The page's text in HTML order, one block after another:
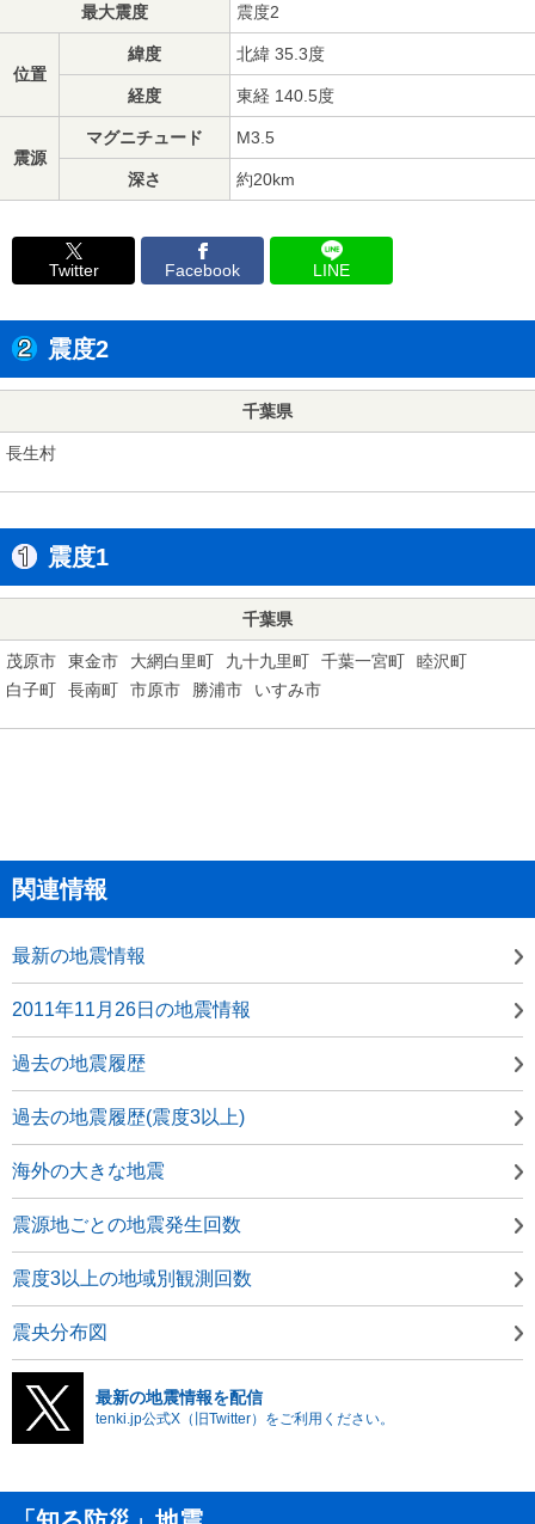
最大震度 震度2
位置
緯度 北緯 35.3度
経度 東経 140.5度
震源
マグニチュード M3.5
深さ 約20km
Twitter Facebook LINE
震度2
千葉県
長生村
震度1
千葉県
茂原市 東金市 大網白里町 九十九里町 千葉一宮町
睦沢町
白子町
長南町 市原市 勝浦市 いすみ市
関連情報
最新の地震情報
2011年11月26日の地震情報
過去の地震履歴
過去の地震履歴(震度3以上)
海外の大きな地震
震源地ごとの地震発生回数
震度3以上の地域別観測回数
震央分布図
最新の地震情報を配信
tenki.jp公式X（旧Twitter）をご利用ください。